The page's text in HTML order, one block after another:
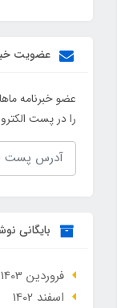
عضویت
عضو خبرنامه
را در پست
بایگانی
فروردین 1403
اسفند 1402